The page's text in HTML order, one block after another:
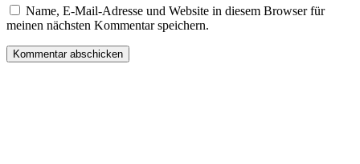
Name, E-Mail-Adresse und Website in diesem Browser für
meinen nächsten Kommentar speichern.